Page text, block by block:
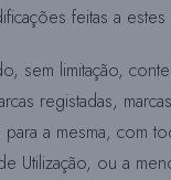
feitas a estes
sem limitação,
registadas,
a mesma,
Utilização, ou a